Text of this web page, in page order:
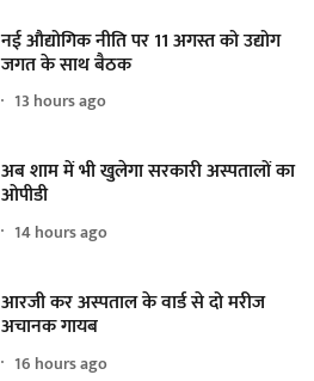
नई औद्योगिक नीति पर 11 अगस्त को उद्योग
जगत के साथ बैठक
13 hours ago
अब शाम में भी खुलेगा सरकारी अस्पतालों का
ओपीडी
14 hours ago
आरजी कर अस्पताल के वार्ड से दो मरीज
अचानक गायब
16 hours ago